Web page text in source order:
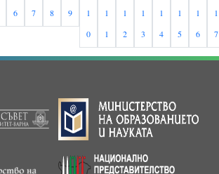
6 7 8 9
1
0
1
1
1
2
1
3
1
4
1
5
1
6
1
7